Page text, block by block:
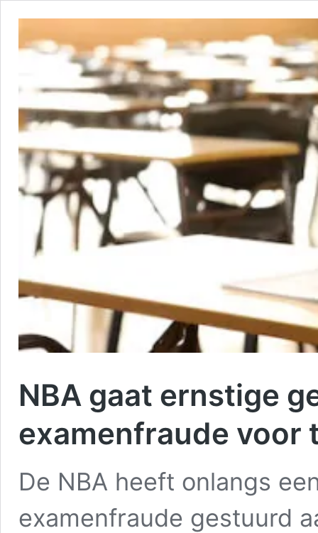
NBA gaat ernstige
examenfraude
De NBA heeft onlangs
examenfraude gestuurd